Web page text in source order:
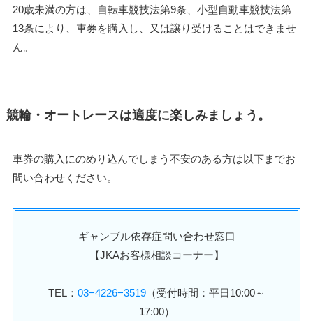
20歳未満の方は、自転車競技法第9条、小型自動車競技法第
13条により、車券を購入し、又は譲り受けることはできませ
ん。
競輪・オートレースは適度に楽しみましょう。
車券の購入にのめり込んでしまう不安のある方は以下までお
問い合わせください。
ギャンブル依存症問い合わせ窓口
【JKAお客様相談コーナー】
TEL： 03−4226−3519（受付時間：平日10:00～
17:00）